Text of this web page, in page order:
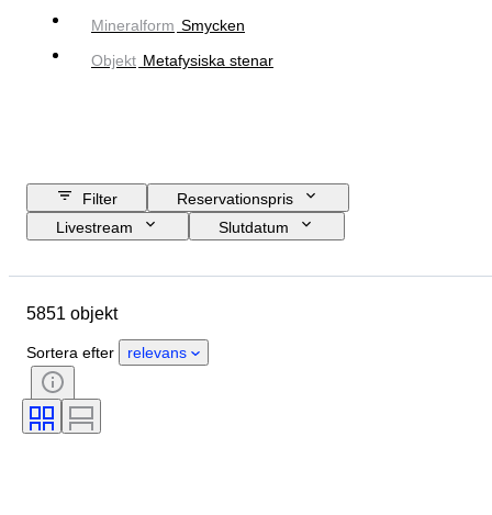
Mineralform Smycken
Objekt Metafysiska stenar
Filter
Reservationspris
Livestream
Slutdatum
Material
Sten
Signatur
Färg
Exakt färg
Mineralform
5851 objekt
Sortera efter relevans